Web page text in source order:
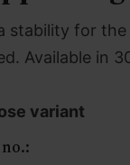
stability for
Available in
variant